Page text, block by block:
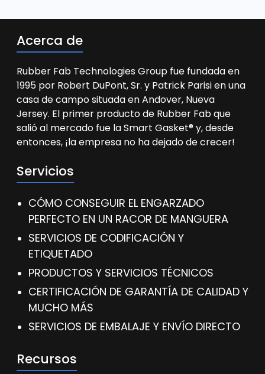
Acerca de
Rubber Fab Technologies Group fue fundada en
1995 por Robert DuPont, Sr. y Patrick Parisi en una
casa de campo situada en Andover, Nueva
Jersey. El primer producto de Rubber Fab que
salió al mercado fue la Smart Gasket® y, desde
entonces, ¡la empresa no ha dejado de crecer!
Servicios
CÓMO CONSEGUIR EL ENGARZADO
PERFECTO EN UN RACOR DE MANGUERA
SERVICIOS DE CODIFICACIÓN Y
ETIQUETADO
PRODUCTOS Y SERVICIOS TÉCNICOS
CERTIFICACIÓN DE GARANTÍA DE CALIDAD Y
MUCHO MÁS
SERVICIOS DE EMBALAJE Y ENVÍO DIRECTO
Recursos